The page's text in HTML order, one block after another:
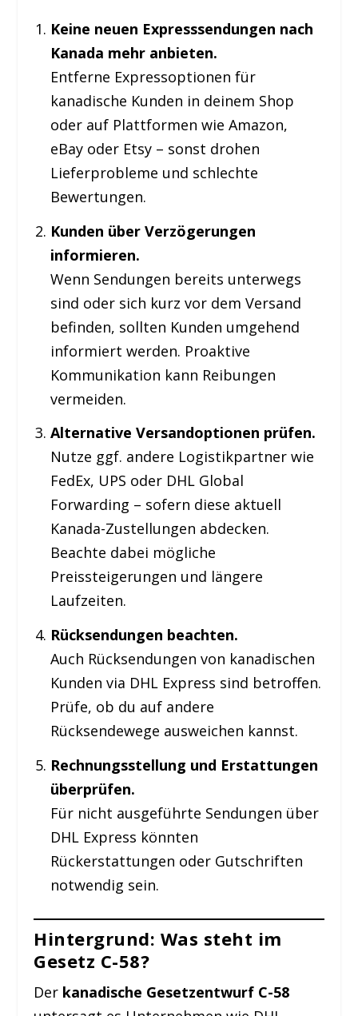
Keine neuen Expresssendungen nach
Kanada mehr anbieten.
Entferne Expressoptionen für
kanadische Kunden in deinem Shop
oder auf Plattformen wie Amazon,
eBay oder Etsy – sonst drohen
Lieferprobleme und schlechte
Bewertungen.
Kunden über Verzögerungen
informieren.
Wenn Sendungen bereits unterwegs
sind oder sich kurz vor dem Versand
befinden, sollten Kunden umgehend
informiert werden. Proaktive
Kommunikation kann Reibungen
vermeiden.
Alternative Versandoptionen prüfen.
Nutze ggf. andere Logistikpartner wie
FedEx, UPS oder DHL Global
Forwarding – sofern diese aktuell
Kanada-Zustellungen abdecken.
Beachte dabei mögliche
Preissteigerungen und längere
Laufzeiten.
Rücksendungen beachten.
Auch Rücksendungen von kanadischen
Kunden via DHL Express sind betroffen.
Prüfe, ob du auf andere
Rücksendewege ausweichen kannst.
Rechnungsstellung und Erstattungen
überprüfen.
Für nicht ausgeführte Sendungen über
DHL Express könnten
Rückerstattungen oder Gutschriften
notwendig sein.
Hintergrund: Was steht im
Gesetz C-58?
Der kanadische Gesetzentwurf C-58